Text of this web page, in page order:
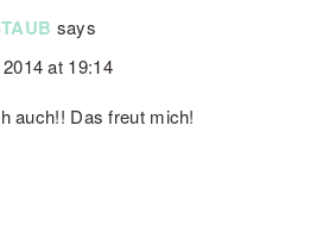
says
at 19:14
auch!! Das freut mich!